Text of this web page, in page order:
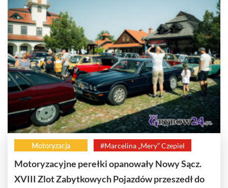
Motoryzacja #Marcelina „Mery” Czepiel
Motoryzacyjne perełki opanowały Nowy Sącz.
XVIII Zlot Zabytkowych Pojazdów przeszedł do